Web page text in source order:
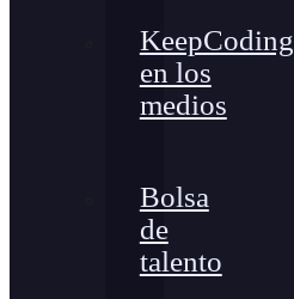
KeepCoding
en los
medios
Bolsa
de
talento